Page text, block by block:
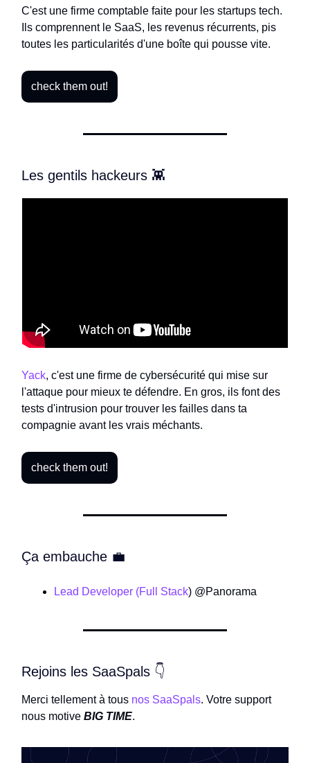
C'est une firme comptable faite pour les startups tech.
Ils comprennent le SaaS, les revenus récurrents, pis
toutes les particularités d'une boîte qui pousse vite.
check them out!
Les gentils hackeurs 👾
Yack, c'est une firme de cybersécurité qui mise sur
l'attaque pour mieux te défendre. En gros, ils font des
tests d'intrusion pour trouver les failles dans ta
compagnie avant les vrais méchants.
check them out!
Ça embauche 💼
Lead Developer (Full Stack) @Panorama
Rejoins les SaaSpals 👇
Merci tellement à tous nos SaaSpals. Votre support
nous motive BIG TIME.